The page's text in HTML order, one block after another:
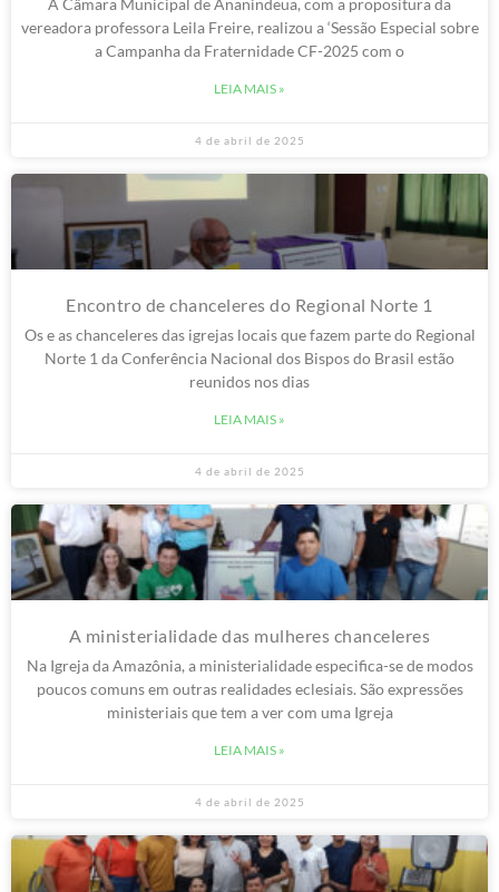
A Câmara Municipal de Ananindeua, com a propositura da
vereadora professora Leila Freire, realizou a ‘Sessão Especial sobre
a Campanha da Fraternidade CF-2025 com o
Encontro de chanceleres do Regional Norte 1
Os e as chanceleres das igrejas locais que fazem parte do Regional
Norte 1 da Conferência Nacional dos Bispos do Brasil estão
A ministerialidade das mulheres chanceleres
Na Igreja da Amazônia, a ministerialidade especifica-se de modos
poucos comuns em outras realidades eclesiais. São expressões
ministeriais que tem a ver com uma Igreja